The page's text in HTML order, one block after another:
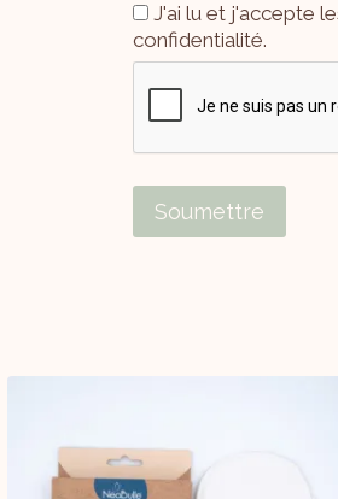
J'ai lu et j'accepte
confidentialité.